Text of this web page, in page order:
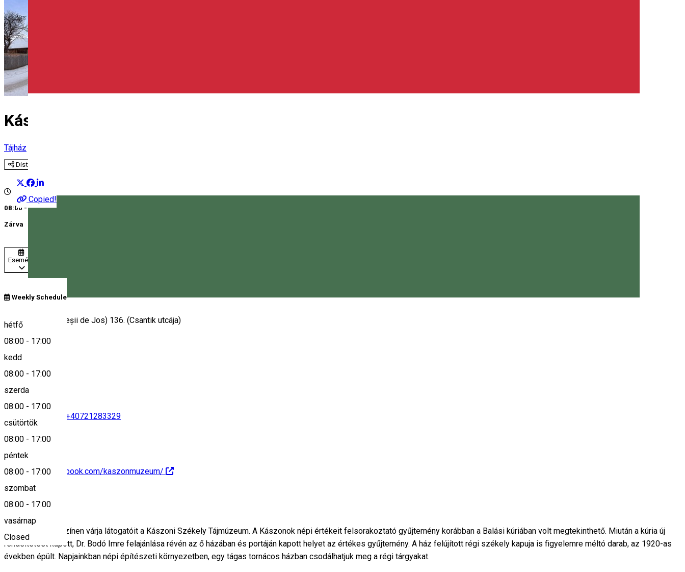
Magyar
Kászoni Székely Tájmúzeum
Tájház
Distribuie
Copied!
08:00 - 17:00
Zárva
Esemény
Weekly Schedule
hétfő
08:00 - 17:00
kedd
08:00 - 17:00
szerda
08:00 - 17:00
csütörtök
08:00 - 17:00
péntek
08:00 - 17:00
szombat
08:00 - 17:00
vasárnap
Closed
Kászonaltíz (Plăieșii de Jos) 136. (Csantik utcája)
Keresd térképen
+40721283329
https://www.facebook.com/kaszonmuzeum/
Leírás
2011 óta új helyszínen várja látogatóit a Kászoni Székely Tájmúzeum. A Kászonok népi értékeit felsorakoztató gyűjtemény korábban a Balási kúriában volt megtekinthető. Miután a kúria új
rendeltetést kapott, Dr. Bodó Imre felajánlása révén az ő házában és portáján kapott helyet az értékes gyűjtemény. A ház felújított régi székely kapuja is figyelemre méltó darab, az 1920-as
években épült. Napjainkban népi építészeti környezetben, egy tágas tornácos házban csodálhatjuk meg a régi tárgyakat.